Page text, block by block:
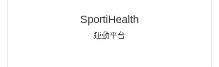
SportiHealth
運動平台